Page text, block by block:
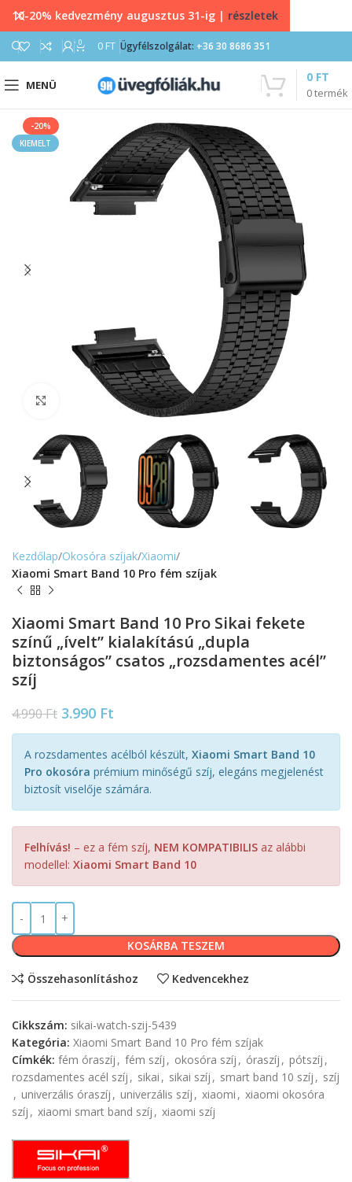
0 0 FT Ügyfélszolgálat: +36 30 8686 351
MENÜ
0termék
0 FT
-20%
KIEMELT
Kezdőlap Okosóra szíjak Xiaomi
Xiaomi Smart Band 10 Pro fém szíjak
Xiaomi Smart Band 10 Pro Sikai fekete
színű „ívelt” kialakítású „dupla
biztonságos” csatos „rozsdamentes acél”
szíj
4.990Ft 3.990 Ft
A rozsdamentes acélból készült, Xiaomi Smart Band 10
Pro okosóra prémium minőségű szíj, elegáns megjelenést
biztosít viselője számára.
Felhívás! – ez a fém szíj, NEM KOMPATIBILIS az alábbi
modellel: Xiaomi Smart Band 10
KOSÁRBA TESZEM
Összehasonlításhoz Kedvencekhez
Cikkszám: sikai-watch-szij-5439
Kategória: Xiaomi Smart Band 10 Pro fém szíjak
Címkék: fém óraszíj , fém szíj , okosóra szíj , óraszíj , pótszíj ,
rozsdamentes acél szíj , sikai , sikai szíj , smart band 10 szíj , szíj
, univerzális óraszíj , univerzális szíj , xiaomi , xiaomi okosóra
szíj , xiaomi smart band szíj , xiaomi szíj
10-20% kedvezmény augusztus 31-ig | részletek